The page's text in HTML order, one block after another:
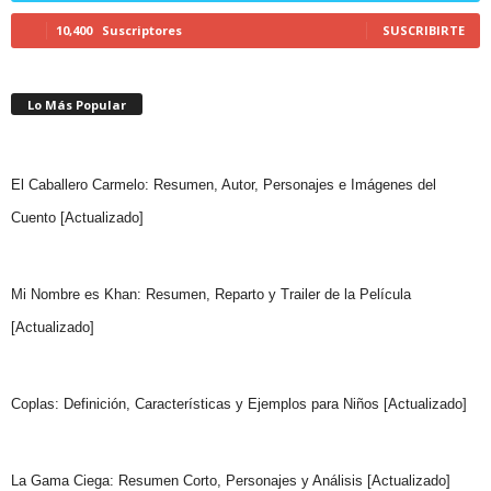
10,400 Suscriptores SUSCRIBIRTE
Lo Más Popular
El Caballero Carmelo: Resumen, Autor, Personajes e Imágenes del
Cuento [Actualizado]
Mi Nombre es Khan: Resumen, Reparto y Trailer de la Película
[Actualizado]
Coplas: Definición, Características y Ejemplos para Niños [Actualizado]
La Gama Ciega: Resumen Corto, Personajes y Análisis [Actualizado]